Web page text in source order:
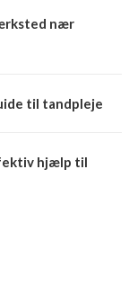
nær
til tandpleje
hjælp til